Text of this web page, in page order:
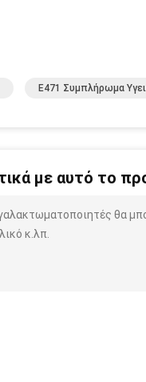
E471 Συμπλήρωμα
με αυτό το
θα
κ.λπ.